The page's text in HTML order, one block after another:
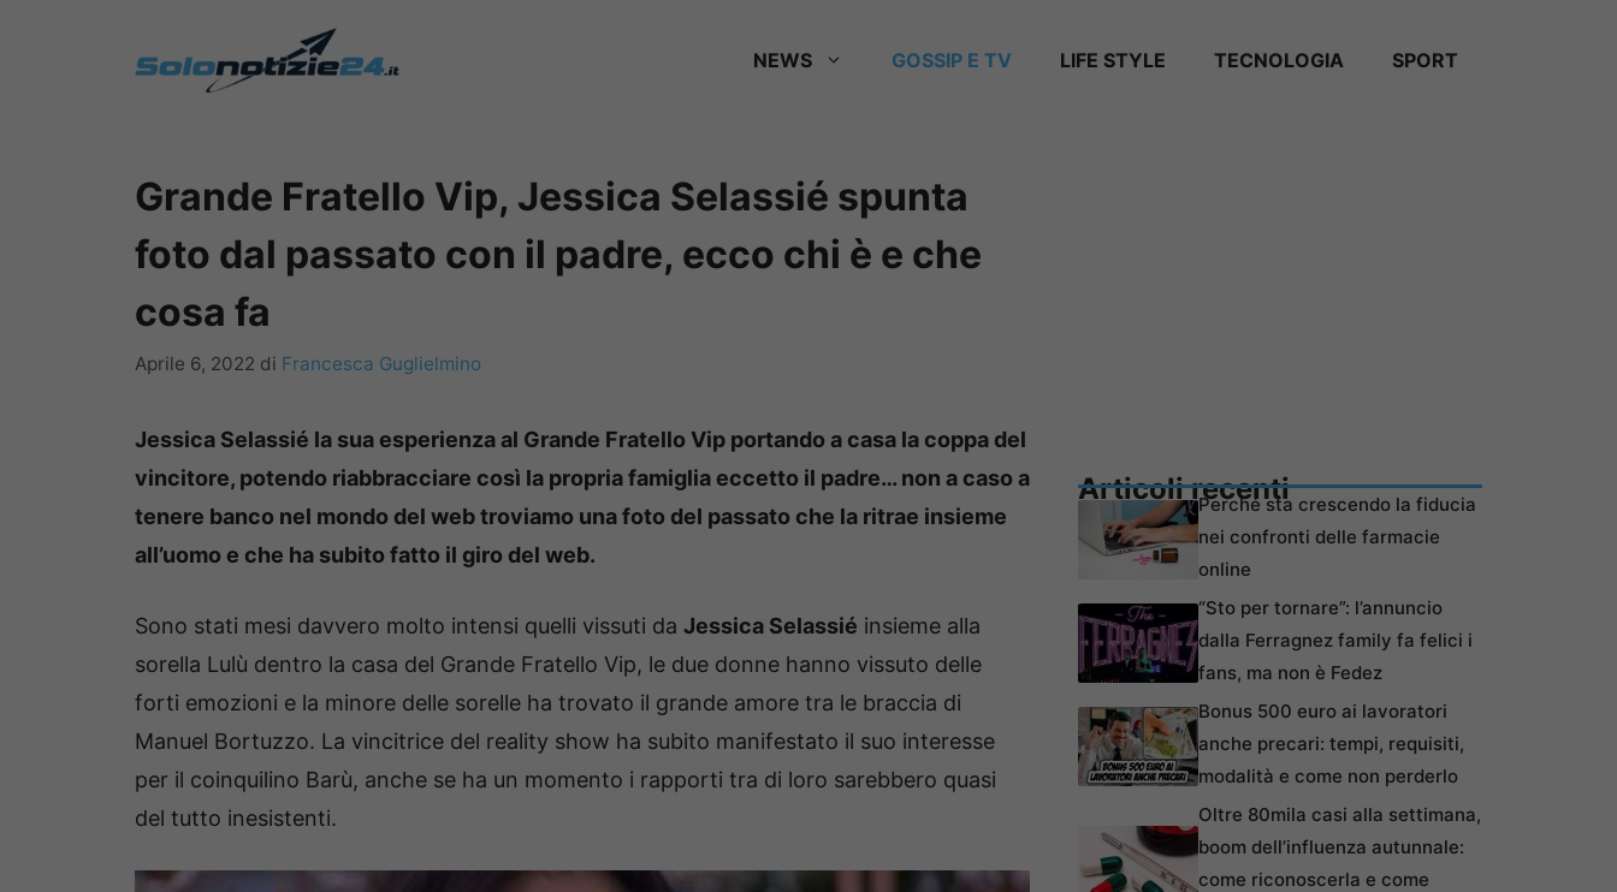
NEWS GOSSIP E TV LIFE STYLE TECNOLOGIA SPORT
Grande Fratello Vip, Jessica Selassié spunta
foto dal passato con il padre, ecco chi è e che
cosa fa
Aprile 6, 2022 di Francesca Guglielmino
Jessica Selassié la sua esperienza al Grande Fratello Vip portando a casa la coppa del
vincitore, potendo riabbracciare così la propria famiglia eccetto il padre… non a caso a
tenere banco nel mondo del web troviamo una foto del passato che la ritrae insieme
all’uomo e che ha subito fatto il giro del web.
Sono stati mesi davvero molto intensi quelli vissuti da Jessica Selassié insieme alla
sorella Lulù dentro la casa del Grande Fratello Vip, le due donne hanno vissuto delle
forti emozioni e la minore delle sorelle ha trovato il grande amore tra le braccia di
Manuel Bortuzzo. La vincitrice del reality show ha subito manifestato il suo interesse
per il coinquilino Barù, anche se ha un momento i rapporti tra di loro sarebbero quasi
del tutto inesistenti.
Articoli recentiPerché sta crescendo la fiducia
nei confronti delle farmacie
online
“Sto per tornare”: l’annuncio
dalla Ferragnez family fa felici i
fans, ma non è Fedez
Bonus 500 euro ai lavoratori
anche precari: tempi, requisiti,
modalità e come non perderlo
Oltre 80mila casi alla settimana,
boom dell’influenza autunnale:
come riconoscerla e come